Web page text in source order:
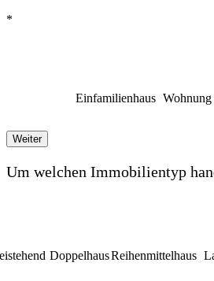
*
Einfamilienhaus Wohnung
Weiter
Um welchen Immobilientyp
DoppelhausReihenmittelhaus